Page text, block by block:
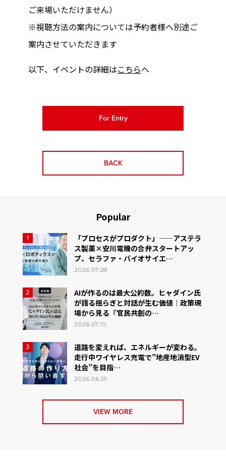
ご来場いただけません）
※視聴方法の案内については予約者様へ別途ご
案内させていただきます
以下、イベントの詳細はこちらへ
For Entry
BACK
Popular
1
「プロセスがプロダクト」——アステラ
ス製薬×安川電機の合弁スタートアッ
プ、セラファ・バイオサイエ…
2026.07.28
2
AIが作るのは最大公約数。ヒャダイン氏
が語る揺らぎと対話が生む価値｜政策現
場から見る『官民共創の…
2026.07.10
3
道路を変えれば、エネルギーが変わる。
走行中ワイヤレス充電で”地産地消型EV
社会”を目指…
2026.06.29
VIEW MORE